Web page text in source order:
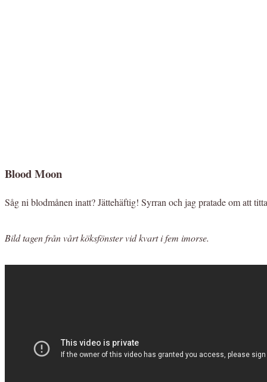
Blood Moon
Såg ni blodmånen inatt? Jättehäftig! Syrran och jag pratade om att
Bild tagen från vårt köksfönster vid kvart i fem imorse.